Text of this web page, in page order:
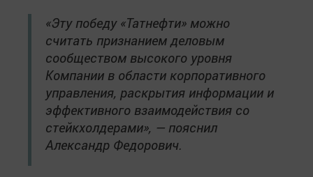
«Эту победу «Татнефти» можно
считать признанием деловым
сообществом высокого уровня
Компании в области корпоративного
управления, раскрытия информации и
эффективного взаимодействия со
стейкхолдерами», — пояснил
Александр Федорович.